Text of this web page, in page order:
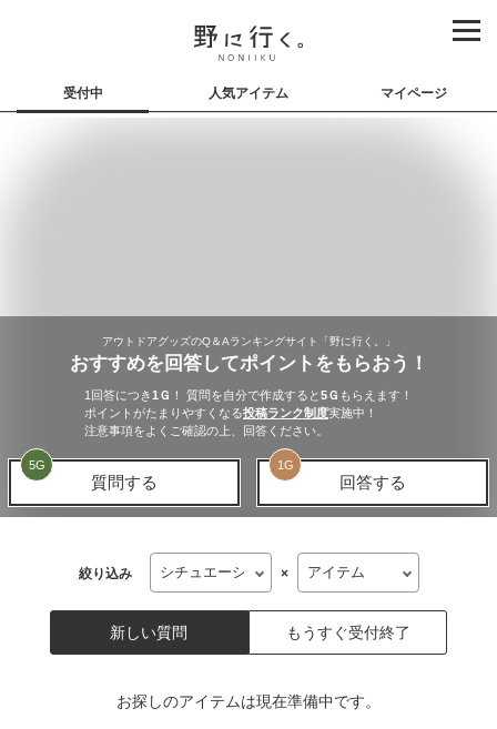
受付中 人気アイテム マイページ
アウトドアグッズのQ＆Aランキングサイト「野に行く。」
おすすめを回答してポイントをもらおう！
1回答につき1 Ｇ ！ 質問を自分で作成すると5Ｇ もらえます！
ポイントがたまりやすくなる投稿ランク制度実施中！
注意事項をよくご確認の上、回答ください。
5G
質問する
1G
回答する
絞り込み ×
新しい質問 もうすぐ受付終了
お探しのアイテムは現在準備中です。